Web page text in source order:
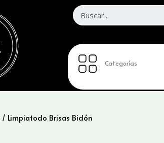
Categorías
/ Limpiatodo Brisas Bidón